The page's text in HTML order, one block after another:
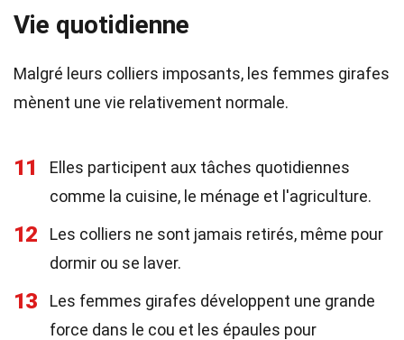
Vie quotidienne
Malgré leurs colliers imposants, les femmes girafes
mènent une vie relativement normale.
11
Elles participent aux tâches quotidiennes
comme la cuisine, le ménage et l'agriculture.
12
Les colliers ne sont jamais retirés, même pour
dormir ou se laver.
13
Les femmes girafes développent une grande
force dans le cou et les épaules pour